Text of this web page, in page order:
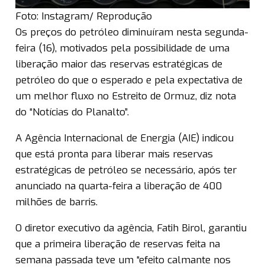
Foto: Instagram/ Reprodução
Os preços do petróleo diminuíram nesta segunda-
feira (16), motivados pela possibilidade de uma
liberação maior das reservas estratégicas de
petróleo do que o esperado e pela expectativa de
um melhor fluxo no Estreito de Ormuz, diz nota
do “Notícias do Planalto”.
A Agência Internacional de Energia (AIE) indicou
que está pronta para liberar mais reservas
estratégicas de petróleo se necessário, após ter
anunciado na quarta-feira a liberação de 400
milhões de barris.
O diretor executivo da agência, Fatih Birol, garantiu
que a primeira liberação de reservas feita na
semana passada teve um “efeito calmante nos